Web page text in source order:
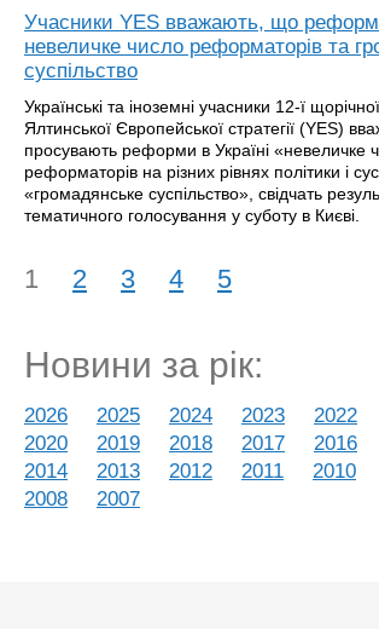
Учасники YES вважають, що
невеличке число реформаторів та
суспільство
Українські та іноземні учасники 12-ї щорічної
Ялтинської Європейської стратегії (YES)
просувають реформи в Україні «невеличке
реформаторів на різних рівнях політики і
«громадянське суспільство», свідчать
тематичного голосування у суботу в Києві.
1 2 3 4 5
Новини за рік:
2026 2025 2024 2023 2022
2020
2019 2018 2017 2016
2014
2013 2012 2011 2010
2008
2007